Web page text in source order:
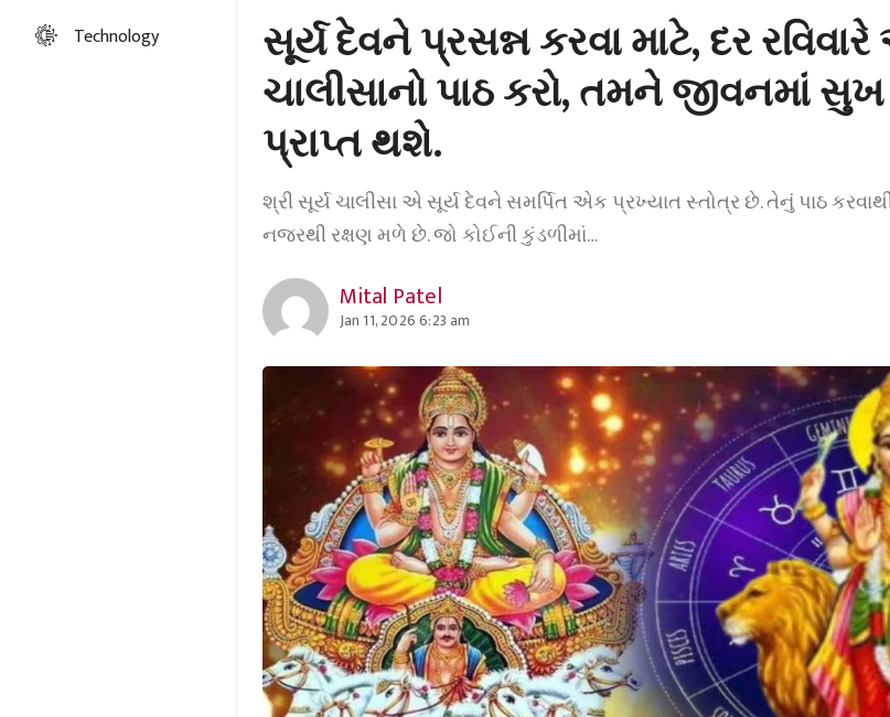
Technology
સૂર્ય દેવને પ્રસન્ન કરવા માટે, દર
ચાલીસાનો પાઠ કરો, તમને જીવનમાં
પ્રાપ્ત થશે.
શ્રી સૂર્ય ચાલીસા એ સૂર્ય દેવને સમર્પિત એક પ્રખ્યાત સ્તોત્ર છે. તેનું પાઠ
નજરથી રક્ષણ મળે છે. જો કોઈની કુંડળીમાં…
Mital Patel
Jan 11, 2026 6:23 am